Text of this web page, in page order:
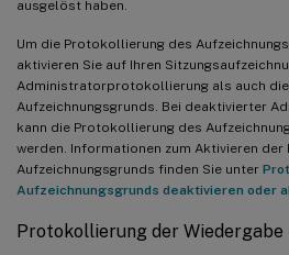
ausgelöst haben.
Um die Protokollierung des
aktivieren Sie auf Ihren
Administratorprotokollierung als auch
Aufzeichnungsgrunds. Bei deaktivierter
kann die Protokollierung des
werden. Informationen zum Aktivieren
Aufzeichnungsgrunds finden Sie unter
Aufzeichnungsgrunds deaktivieren oder
Protokollierung der Wiedergabe